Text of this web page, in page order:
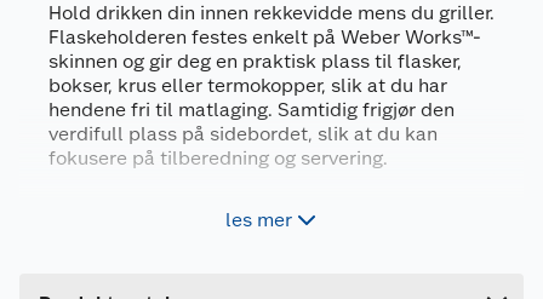
Hold drikken din innen rekkevidde mens du griller.
Flaskeholderen festes enkelt på Weber Works™-
skinnen og gir deg en praktisk plass til flasker,
bokser, krus eller termokopper, slik at du har
hendene fri til matlaging. Samtidig frigjør den
verdifull plass på sidebordet, slik at du kan
fokusere på tilberedning og servering.
les mer
Generelt
Artikkelnummer
77924992681
Leverandørens artikkelnummer